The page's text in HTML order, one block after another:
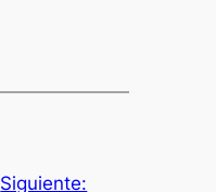
Siguiente: